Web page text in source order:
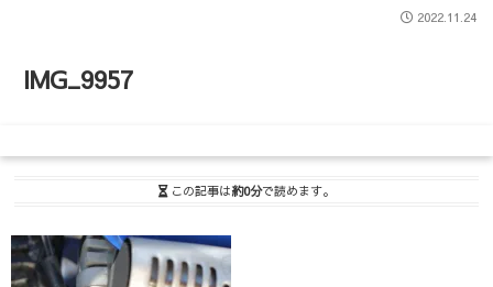
IMG_9957
2022.11.24
この記事は約0分で読めます。